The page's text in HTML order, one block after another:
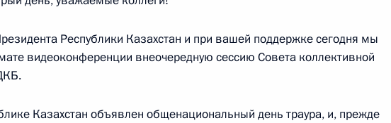
с Президентом Белоруссии Александром
министром Армении Николом Пашиняном
Республики Казахстан и при вашей поддержке сегодня мы
видеоконференции внеочередную сессию Совета коллективной
Казахстан объявлен общенациональный день траура, и, прежде